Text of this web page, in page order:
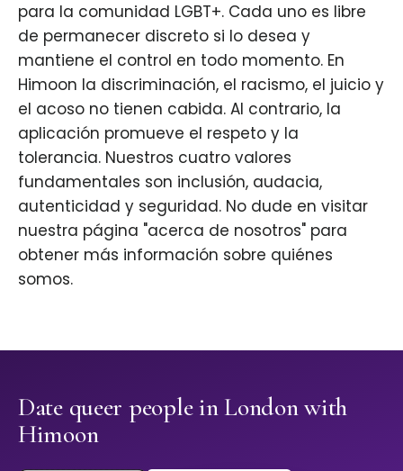
para la comunidad LGBT+. Cada uno es libre
de permanecer discreto si lo desea y
mantiene el control en todo momento. En
Himoon la discriminación, el racismo, el juicio y
el acoso no tienen cabida. Al contrario, la
aplicación promueve el respeto y la
tolerancia. Nuestros cuatro valores
fundamentales son inclusión, audacia,
autenticidad y seguridad. No dude en visitar
nuestra página "acerca de nosotros" para
obtener más información sobre quiénes
somos.
Date queer people in London with
Himoon